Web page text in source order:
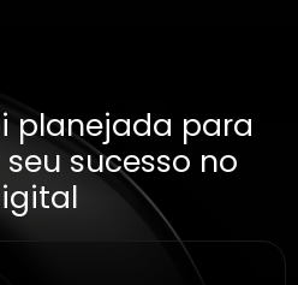
planejada para
sucesso no